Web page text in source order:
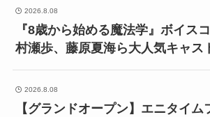
2026.8.08
『8歳から始める魔法学』ボイス
村瀬歩、藤原夏海ら大人気キャス
2026.8.08
【グランドオープン】エニタイ